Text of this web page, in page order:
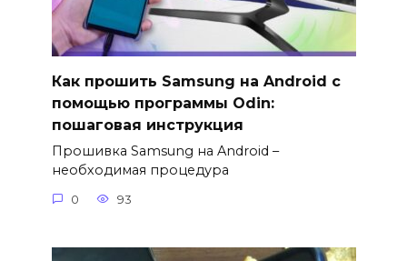
Как прошить Samsung на Android с
помощью программы Odin:
пошаговая инструкция
Прошивка Samsung на Android –
необходимая процедура
0 93